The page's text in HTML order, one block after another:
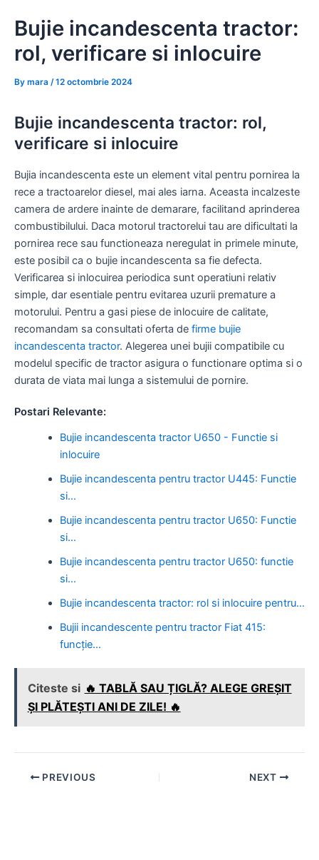
content
Bujie incandescenta tractor:
rol, verificare si inlocuire
By mara /12 octombrie 2024
Bujie incandescenta tractor: rol,
verificare si inlocuire
Bujia incandescenta este un element vital pentru pornirea la
rece a tractoarelor diesel, mai ales iarna. Aceasta incalzeste
camera de ardere inainte de demarare, facilitand aprinderea
combustibilului. Daca motorul tractorelui tau are dificultati la
pornirea rece sau functioneaza neregulat in primele minute,
este posibil ca o bujie incandescenta sa fie defecta.
Verificarea si inlocuirea periodica sunt operatiuni relativ
simple, dar esentiale pentru evitarea uzurii premature a
motorului. Pentru a gasi piese de inlocuire de calitate,
recomandam sa consultati oferta de firme bujie
incandescenta tractor. Alegerea unei bujii compatibile cu
modelul specific de tractor asigura o functionare optima si o
durata de viata mai lunga a sistemului de pornire.
Postari Relevante:
Bujie incandescenta tractor U650 - Functie si
inlocuire
Bujie incandescenta pentru tractor U445: Functie
si…
Bujie incandescenta pentru tractor U650: Functie
si…
Bujie incandescenta pentru tractor U650: functie
si…
Bujie incandescenta tractor: rol si inlocuire pentru…
Bujii incandescente pentru tractor Fiat 415:
funcție…
Citeste si 🔥 TABLĂ SAU ȚIGLĂ? ALEGE GREȘIT
ȘI PLĂTEȘTI ANI DE ZILE! 🔥
Post PREVIOUS NEXT